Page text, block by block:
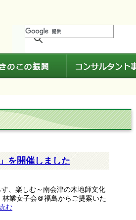
を開催しました
、楽しむ～南会津の木地師文化
業女子会＠福島からご提案いた
む